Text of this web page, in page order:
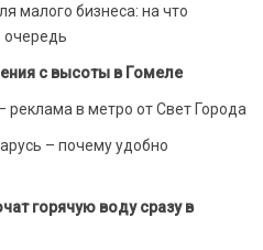
малого бизнеса: на что
очередь
с высоты в Гомеле
реклама в метро от Свет Города
– почему удобно
горячую воду сразу в